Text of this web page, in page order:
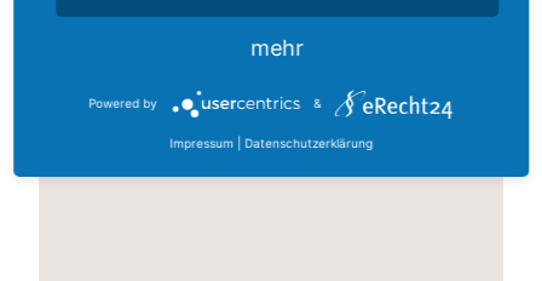
mehr
Powered by &
Impressum Datenschutzerklärung